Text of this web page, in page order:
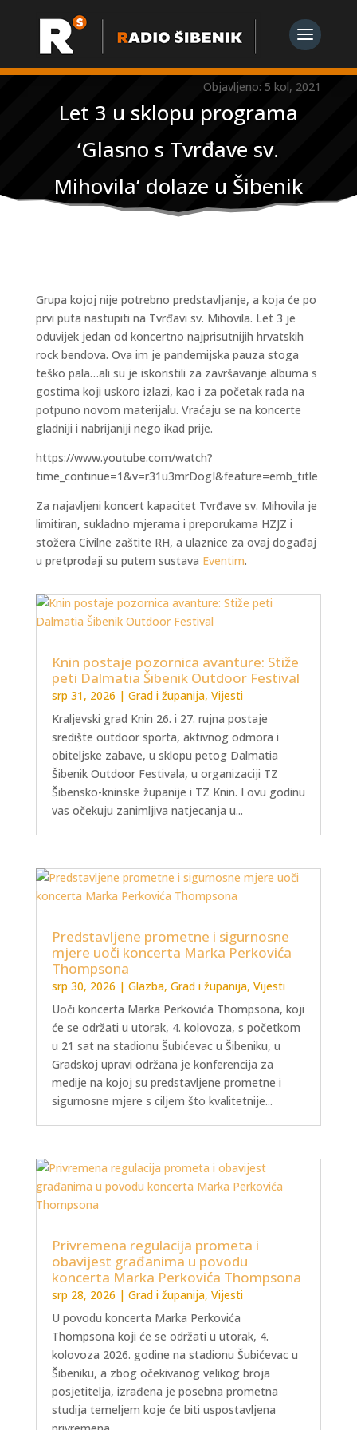
Objavljeno: 5 kol, 2021
Let 3 u sklopu programa
‘Glasno s Tvrđave sv.
Mihovila’ dolaze u Šibenik
Grupa kojoj nije potrebno predstavljanje, a koja će po
prvi puta nastupiti na Tvrđavi sv. Mihovila. Let 3 je
oduvijek jedan od koncertno najprisutnijih hrvatskih
rock bendova. Ova im je pandemijska pauza stoga
teško pala…ali su je iskoristili za završavanje albuma s
gostima koji uskoro izlazi, kao i za početak rada na
potpuno novom materijalu. Vraćaju se na koncerte
gladniji i nabrijaniji nego ikad prije.
https://www.youtube.com/watch?
time_continue=1&v=r31u3mrDogI&feature=emb_title
Za najavljeni koncert kapacitet Tvrđave sv. Mihovila je
limitiran, sukladno mjerama i preporukama HZJZ i
stožera Civilne zaštite RH, a ulaznice za ovaj događaj
u pretprodaji su putem sustava Eventim.
Knin postaje pozornica avanture: Stiže
peti Dalmatia Šibenik Outdoor Festival
srp 31, 2026 | Grad i županija, Vijesti
Kraljevski grad Knin 26. i 27. rujna postaje
središte outdoor sporta, aktivnog odmora i
obiteljske zabave, u sklopu petog Dalmatia
Šibenik Outdoor Festivala, u organizaciji TZ
Šibensko-kninske županije i TZ Knin. I ovu godinu
vas očekuju zanimljiva natjecanja u...
Predstavljene prometne i sigurnosne
mjere uoči koncerta Marka Perkovića
Thompsona
srp 30, 2026 | Glazba, Grad i županija, Vijesti
Uoči koncerta Marka Perkovića Thompsona, koji
će se održati u utorak, 4. kolovoza, s početkom
u 21 sat na stadionu Šubićevac u Šibeniku, u
Gradskoj upravi održana je konferencija za
medije na kojoj su predstavljene prometne i
sigurnosne mjere s ciljem što kvalitetnije...
Privremena regulacija prometa i
obavijest građanima u povodu
koncerta Marka Perkovića Thompsona
srp 28, 2026 | Grad i županija, Vijesti
U povodu koncerta Marka Perkovića
Thompsona koji će se održati u utorak, 4.
kolovoza 2026. godine na stadionu Šubićevac u
Šibeniku, a zbog očekivanog velikog broja
posjetitelja, izrađena je posebna prometna
studija temeljem koje će biti uspostavljena